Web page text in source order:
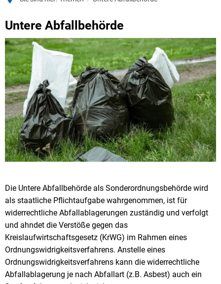
Untere Abfallbehörde
Die Untere Abfallbehörde als Sonderordnungsbehörde wird
als staatliche Pflichtaufgabe wahrgenommen, ist für
widerrechtliche Abfallablagerungen zuständig und verfolgt
und ahndet die Verstöße gegen das
Kreislaufwirtschaftsgesetz (KrWG) im Rahmen eines
Ordnungswidrigkeitsverfahrens. Anstelle eines
Ordnungswidrigkeitsverfahrens kann die widerrechtliche
Abfallablagerung je nach Abfallart (z.B. Asbest) auch ein